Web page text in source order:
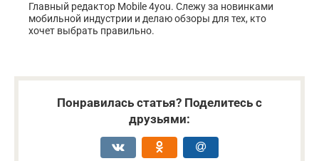
Главный редактор Mobile 4you. Слежу за новинками
мобильной индустрии и делаю обзоры для тех, кто
хочет выбрать правильно.
Понравилась статья? Поделитесь с
друзьями: